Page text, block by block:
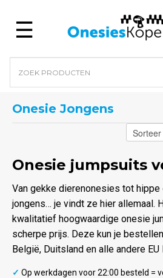
Menu
Onesie Jongens
Onesie jumpsuits
Van gekke dierenonesies tot
jongens… je vindt ze hier allemaal.
kwalitatief hoogwaardige onesie
scherpe prijs. Deze kun je
België, Duitsland en alle andere EU
✓ Op werkdagen voor 22:00 besteld =